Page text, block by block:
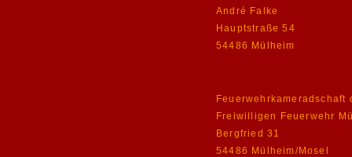
André Falke
Hauptstraße 54
54486 Mülheim
Feuerwehrkameradschaft
Freiwilligen Feuerwehr
Bergfried 31
54486 Mülheim/Mosel